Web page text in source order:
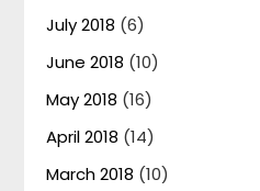
July 2018 (6)
June 2018 (10)
May 2018 (16)
April 2018 (14)
March 2018 (10)